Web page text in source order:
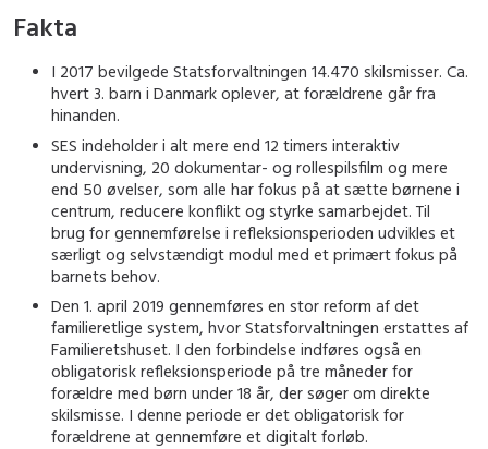
Fakta
I 2017 bevilgede Statsforvaltningen 14.470 skilsmisser. Ca.
hvert 3. barn i Danmark oplever, at forældrene går fra
hinanden.
SES indeholder i alt mere end 12 timers interaktiv
undervisning, 20 dokumentar- og rollespilsfilm og mere
end 50 øvelser, som alle har fokus på at sætte børnene i
centrum, reducere konflikt og styrke samarbejdet. Til
brug for gennemførelse i refleksionsperioden udvikles et
særligt og selvstændigt modul med et primært fokus på
barnets behov.
Den 1. april 2019 gennemføres en stor reform af det
familieretlige system, hvor Statsforvaltningen erstattes af
Familieretshuset. I den forbindelse indføres også en
obligatorisk refleksionsperiode på tre måneder for
forældre med børn under 18 år, der søger om direkte
skilsmisse. I denne periode er det obligatorisk for
forældrene at gennemføre et digitalt forløb.